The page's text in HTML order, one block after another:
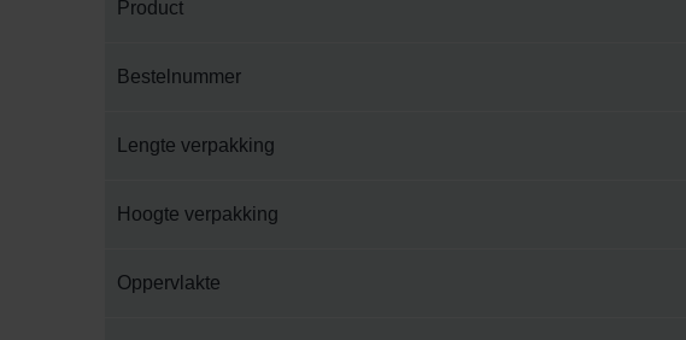
Product
Bestelnummer
Lengte verpakking
Hoogte verpakking
Oppervlakte